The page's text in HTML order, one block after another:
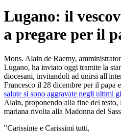
Lugano: il
a pregare per il
Mons. Alain de Raemy,
Lugano, ha inviato oggi tramite la
diocesani, invitandoli ad unirsi
Francesco il 28 dicembre per il papa
salute si sono aggravate negli ultimi
Alain, proponendo alla fine del testo,
mariana rivolta alla Madonna del
"Carissime e Carissimi tutti,